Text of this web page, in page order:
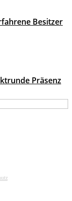
Besitzer
Präsenz